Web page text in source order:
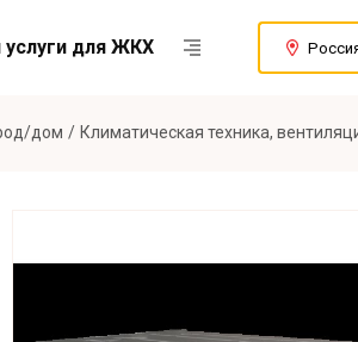
для ЖКХ
дом Климатическая техника,